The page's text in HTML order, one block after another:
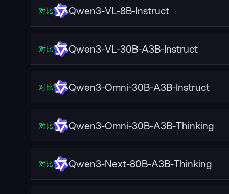
对比 Qwen3-VL-8B-Instruct
对比 Qwen3-VL-30B-A3B-Instruct
对比 Qwen3-Omni-30B-A3B-Instruct
对比 Qwen3-Omni-30B-A3B-Thinking
对比 Qwen3-Next-80B-A3B-Thinking